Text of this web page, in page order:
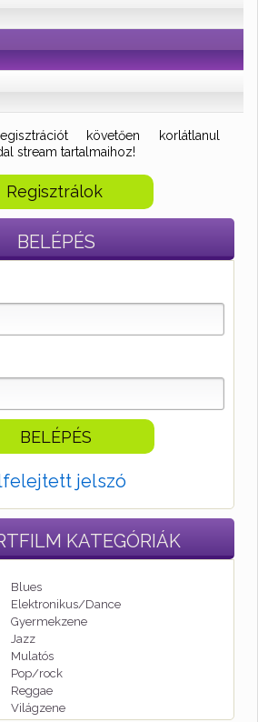
követően korlátlanul
stream tartalmaihoz!
Regisztrálok
BELÉPÉS
jelszó
KATEGÓRIÁK
Blues
Elektronikus/Dance
Gyermekzene
Jazz
Mulatós
Pop/rock
Reggae
Világzene